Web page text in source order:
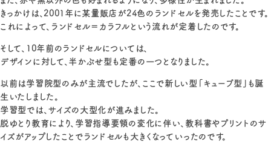
きっかけは、2001年に某量販店が24色のランドセルを発売したことです。
これによって、ランドセル＝カラフルという流れが定着したのです。
そして、10年前のランドセルについては、
デザインに対して、半かぶせ型も定番の一つとなりました。
以前は学習院型のみが主流でしたが、ここで新しい型「キューブ型」も誕
生いたしました。
学習型では、サイズの大型化が進みました。
脱ゆとり教育により、学習指導要領の変化に伴い、教科書やプリントのサ
イズがアップしたことでランドセルも大きくなっていったのです。